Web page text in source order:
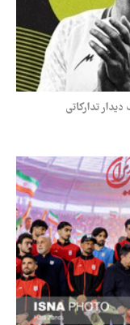
تدارکاتی